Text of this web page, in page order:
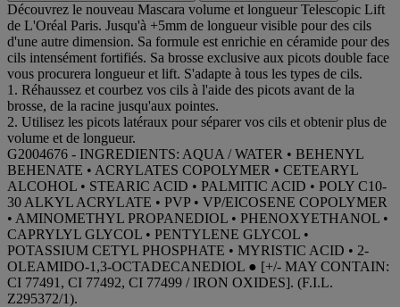
Découvrez le nouveau Mascara volume et longueur Telescopic Lift
de L'Oréal Paris. Jusqu'à +5mm de longueur visible pour des cils
d'une autre dimension. Sa formule est enrichie en céramide pour des
cils intensément fortifiés. Sa brosse exclusive aux picots double face
vous procurera longueur et lift. S'adapte à tous les types de cils.
1. Réhaussez et courbez vos cils à l'aide des picots avant de la
brosse, de la racine jusqu'aux pointes.
2. Utilisez les picots latéraux pour séparer vos cils et obtenir plus de
volume et de longueur.
G2004676 - INGREDIENTS: AQUA / WATER • BEHENYL
BEHENATE • ACRYLATES COPOLYMER • CETEARYL
ALCOHOL • STEARIC ACID • PALMITIC ACID • POLY C10-
30 ALKYL ACRYLATE • PVP • VP/EICOSENE COPOLYMER
• AMINOMETHYL PROPANEDIOL • PHENOXYETHANOL •
CAPRYLYL GLYCOL • PENTYLENE GLYCOL •
POTASSIUM CETYL PHOSPHATE • MYRISTIC ACID • 2-
OLEAMIDO-1,3-OCTADECANEDIOL ● [+/- MAY CONTAIN:
CI 77491, CI 77492, CI 77499 / IRON OXIDES]. (F.I.L.
Z295372/1).